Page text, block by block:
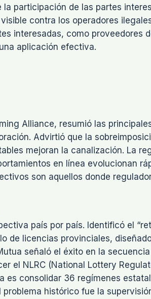
participación de las partes
contra los operadores
interesadas, como proveedores
aplicación efectiva.
Alliance, resumió las
Advirtió que la
mejoran la canalización. La
en línea evolucionan
son aquellos donde
país por país. Identificó el
de licencias provinciales,
señaló el éxito en la
el NLRC (National Lottery
es consolidar 36 regímenes
histórico fue la